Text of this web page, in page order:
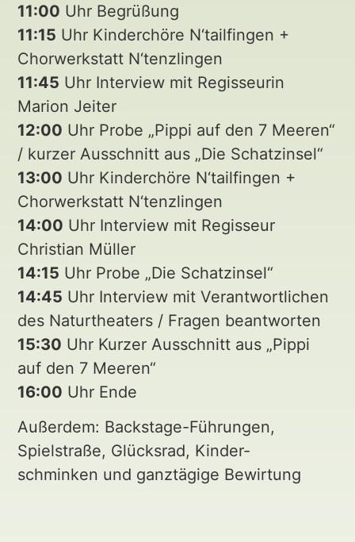
11:00 Uhr Begrüßung
11:15 Uhr Kinderchöre N‘tailfingen +
Chorwerkstatt N‘tenzlingen
11:45 Uhr Interview mit Regisseurin
Marion Jeiter
12:00 Uhr Probe „Pippi auf den 7 Meeren“
/ kurzer Ausschnitt aus „Die Schatzinsel“
13:00 Uhr Kinderchöre N‘tailfingen +
Chorwerkstatt N‘tenzlingen
14:00 Uhr Interview mit Regisseur
Christian Müller
14:15 Uhr Probe „Die Schatzinsel“
14:45 Uhr Interview mit Verantwortlichen
des Naturtheaters / Fragen beantworten
15:30 Uhr Kurzer Ausschnitt aus „Pippi
auf den 7 Meeren“
16:00 Uhr Ende
Außerdem: Backstage-Führungen,
Spielstraße, Glücksrad, Kinder-
schminken und ganztägige Bewirtung